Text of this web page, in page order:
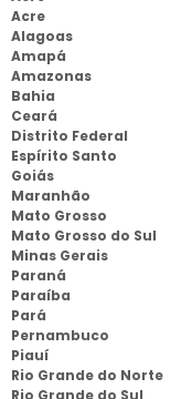
Acre
Alagoas
Amapá
Amazonas
Bahia
Ceará
Distrito Federal
Espírito Santo
Goiás
Maranhão
Mato Grosso
Mato Grosso do Sul
Minas Gerais
Paraná
Paraíba
Pará
Pernambuco
Piauí
Rio Grande do Norte
Rio Grande do Sul